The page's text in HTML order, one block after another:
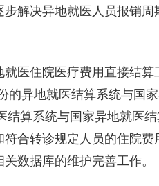
解决异地就医人员报销
医住院医疗费用直接结
的异地就医结算系统与国
结算系统与国家异地就医
合转诊规定人员的住院费
数据库的维护完善工作。